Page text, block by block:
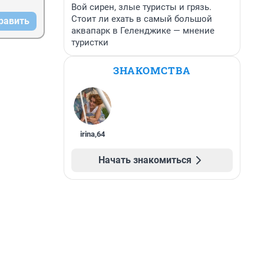
Вой сирен, злые туристы и грязь.
Стоит ли ехать в самый большой
аквапарк в Геленджике — мнение
туристки
ЗНАКОМСТВА
irina,64
Начать знакомиться